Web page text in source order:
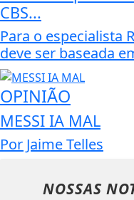
CBS...
Para o especialista
deve ser baseada
OPINIÃO
MESSI IA MAL
Por Jaime Telles
NOSSAS